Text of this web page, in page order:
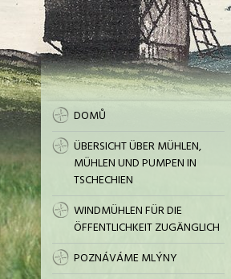
DOMŮ
ÜBERSICHT ÜBER MÜHLEN,
MÜHLEN UND PUMPEN IN
TSCHECHIEN
WINDMÜHLEN FÜR DIE
ÖFFENTLICHKEIT ZUGÄNGLICH
POZNÁVÁME MLÝNY